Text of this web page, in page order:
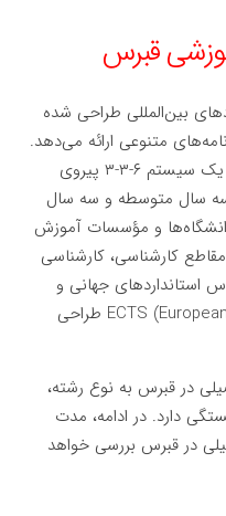
بین‌المللی طراحی شده
متنوعی ارائه می‌دهد.
به‌طور کلی، سیستم آموزشی قبرس از یک سیستم ۶-۳-۳ پیروی
سال متوسطه و سه سال
و مؤسسات آموزش
کارشناسی، کارشناسی
استانداردهای جهانی و
سیستم ECTS (European Credit Transfer System) طراحی
در قبرس به نوع رشته،
دارد. در ادامه، مدت
در قبرس بررسی خواهد